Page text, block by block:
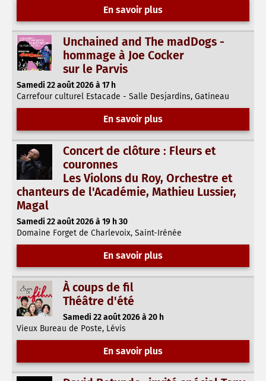
En savoir plus
Unchained and The madDogs -
hommage à Joe Cocker
sur le Parvis
Samedi 22 août 2026 à 17 h
Carrefour culturel Estacade - Salle Desjardins, Gatineau
En savoir plus
Concert de clôture : Fleurs et
couronnes
Les Violons du Roy, Orchestre et
chanteurs de l'Académie, Mathieu Lussier,
Magal
Samedi 22 août 2026 à 19 h 30
Domaine Forget de Charlevoix, Saint-Irénée
En savoir plus
À coups de fil
Théâtre d'été
Samedi 22 août 2026 à 20 h
Vieux Bureau de Poste, Lévis
En savoir plus